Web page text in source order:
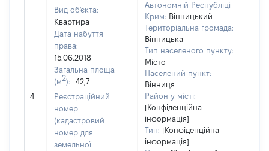
4
Вид об'єкта:
Квартира
Дата набуття
права:
15.06.2018
Загальна площа
(м2):
42,7
Реєстраційний
номер
(кадастровий
номер для
земельної
Автономній Республіці
Крим: Вінницький
Територіальна громада:
Вінницька
Тип населеного пункту:
Місто
Населений пункт:
Вінниця
Район у місті:
[Конфіденційна
інформація]
Тип: [Конфіденційна
інформація]